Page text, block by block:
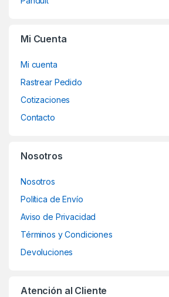
Mi Cuenta
Mi cuenta
Rastrear Pedido
Cotizaciones
Contacto
Nosotros
Nosotros
Política de Envío
Aviso de Privacidad
Términos y Condiciones
Devoluciones
Atención al Cliente